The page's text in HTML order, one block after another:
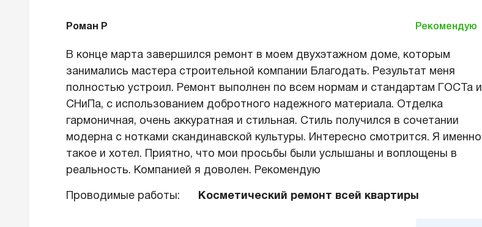
Роман Р Рекомендую
В конце марта завершился ремонт в моем двухэтажном доме, которым
занимались мастера строительной компании Благодать. Результат меня
полностью устроил. Ремонт выполнен по всем нормам и стандартам ГОСТа и
СНиПа, с использованием добротного надежного материала. Отделка
гармоничная, очень аккуратная и стильная. Стиль получился в сочетании
модерна с нотками скандинавской культуры. Интересно смотрится. Я именно
такое и хотел. Приятно, что мои просьбы были услышаны и воплощены в
реальность. Компанией я доволен. Рекомендую
Проводимые работы: Косметический ремонт всей квартиры